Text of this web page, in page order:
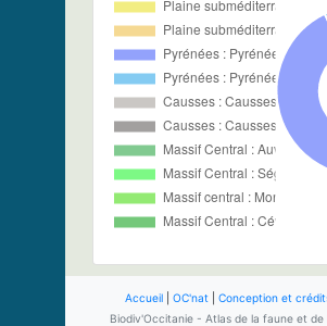
Accueil| OC'nat| Conception et
Biodiv'Occitanie - Atlas de la faune et